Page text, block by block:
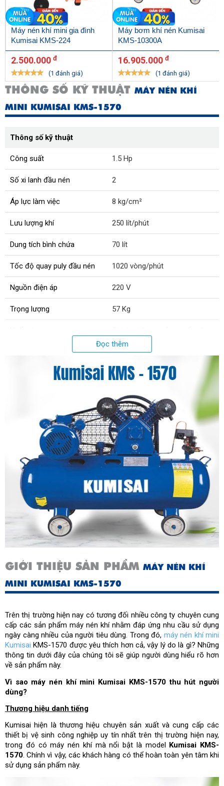
Máy nén khí mini gia đình
Kumisai KMS-224
2.500.000 đ
(1 đánh giá)
Máy bơm khí nén Kumisai
KMS-10300A
16.905.000 đ
(1 đánh giá)
THÔNG SỐ KỸ THUẬT MÁY NÉN KHÍ
MINI KUMISAI KMS-1570
Thông số kỹ thuật
Công suất 1.5 Hp
Số xi lanh đầu nén 2
Áp lực làm việc 8 kg/cm²
Lưu lượng khí 250 lít/phút
Dung tích bình chứa 70 lít
Tốc độ quay puly đầu nén 1020 vòng/phút
Nguồn điện áp 220 V
Trọng lượng 57 Kg
công nghệ Nhật Bản
Đọc thêm
GIỚI THIỆU SẢN PHẨM MÁY NÉN KHÍ
MINI KUMISAI KMS-1570
Trên thị trường hiện nay có tương đối nhiều công ty chuyên cung
cấp các sản phẩm máy nén khí nhằm đáp ứng nhu cầu sử dụng
ngày càng nhiều của người tiêu dùng. Trong đó, máy nén khí mini
Kumisai KMS-1570 được yêu thích hơn cả, vậy lý do là gì? Những
thông tin dưới đây của chúng tôi sẽ giúp người dùng hiểu rõ hơn
về sản phẩm này.
Vì sao máy nén khí mini Kumisai KMS-1570 thu hút người
dùng?
Thương hiệu danh tiếng
Kumisai hiện là thương hiệu chuyên sản xuất và cung cấp các
thiết bị vệ sinh công nghiệp uy tín nhất trên thị trường hiện nay,
trong đó có máy nén khí mà nổi bật là model
Kumisai KMS-
1570. Chính vì vậy, các khách hàng có thể hoàn toàn yên tâm khi
sử dụng sản phẩm này.